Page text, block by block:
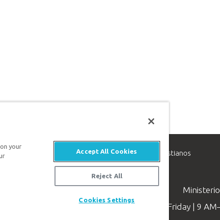
de apologética, dedicado a ayudar a los cristianos
de Jesucristo.
Available Monday–Friday | 9
your
Accept All Cookies
Reject All
Cookies Settings